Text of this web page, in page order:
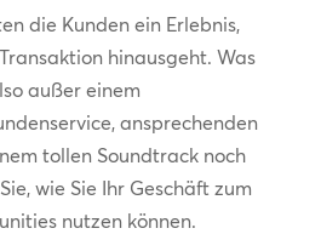
die Kunden ein Erlebnis,
hinausgeht. Was
außer einem
ansprechenden
tollen Soundtrack noch
wie Sie Ihr Geschäft zum
nutzen können.